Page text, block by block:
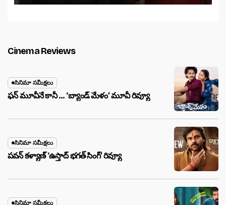
Cinema Reviews
సినిమా సమీక్షలు
ఫన్ మూవీనే కానీ … ‘బ్యాండ్‌ మేళం’ మూవీ రివ్యూ
సినిమా సమీక్షలు
పవన్ కళ్యాణ్ ‘ఉస్తాద్ భ‌గ‌త్ సింగ్’ రివ్యూ
సినిమా సమీక్షలు